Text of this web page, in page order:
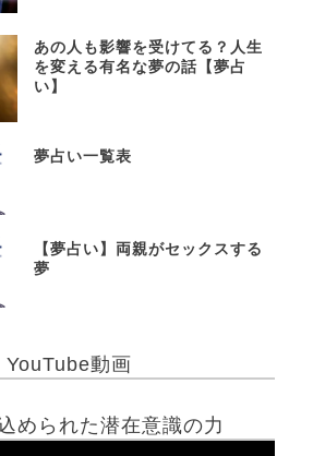
あの人も影響を受けてる？人生
を変える有名な夢の話【夢占
い】
夢占い一覧表
【夢占い】両親がセックスする
夢
YouTube動画
められた潜在意識の力